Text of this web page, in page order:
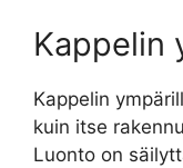
Kappelin
Kappelin
kuin itse
Luonto on